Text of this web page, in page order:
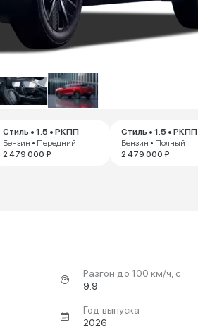
Стиль • 1.5 • РКПП
Бензин • Передний
2 479 000 ₽
Стиль • 1.5 • РКПП
Бензин • Полный
2 479 000 ₽
Разгон до 100 км/ч, с
9.9
Год выпуска
2026